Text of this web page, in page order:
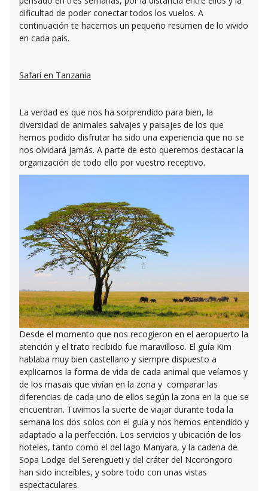
dificultad de poder conectar todos los vuelos. A
continuación te hacemos un pequeño resumen de lo vivido
en cada país.
Safari en Tanzania
La verdad es que nos ha sorprendido para bien, la
diversidad de animales salvajes y paisajes de los que
hemos podido disfrutar ha sido una experiencia que no se
nos olvidará jamás. A parte de esto queremos destacar la
organización de todo ello por vuestro receptivo.
Desde el momento que nos recogieron en el aeropuerto la
atención y el trato recibido fue maravilloso. El guía Kim
hablaba muy bien castellano y siempre dispuesto a
explicarnos la forma de vida de cada animal que veíamos y
de los masais que vivían en la zona y comparar las
diferencias de cada uno de ellos según la zona en la que se
encuentran. Tuvimos la suerte de viajar durante toda la
semana los dos solos con el guía y nos hemos entendido y
adaptado a la perfección. Los servicios y ubicación de los
hoteles, tanto como el del lago Manyara, y la cadena de
Sopa Lodge del Serengueti y del cráter del Ncorongoro
han sido increíbles, y sobre todo con unas vistas
espectaculares.